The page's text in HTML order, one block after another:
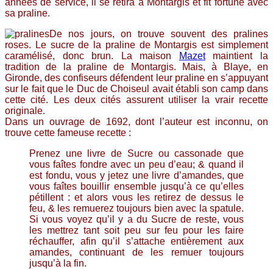
sa praline.
De nos jours, on trouve souvent des pralines
roses. Le sucre de la praline de Montargis est simplement
caramélisé, donc brun. La maison
Mazetmaintient la
tradition de la praline de
Montargis. Mais, à Blaye, en
Gironde, des confiseurs défendent leur praline en s’appuyant
sur le fait que le Duc de Choiseul avait établi son camp dans
cette cité. Les deux cités assurent utiliser la vrair recette
originale.
Dans un ouvrage de 1692, dont l’auteur est inconnu, on
trouve cette fameuse recette :
Prenez une livre de Sucre ou cassonade que
vous faîtes fondre avec un peu d’eau; & quand il
est fondu, vous y jetez une livre d’amandes, que
vous faîtes bouillir ensemble jusqu’à ce qu’elles
pétillent : et alors vous les retirez de dessus le
feu, & les remuerez toujours bien avec la spatule.
Si vous voyez qu’il y a du Sucre de reste, vous
les mettrez tant soit peu sur feu pour les faire
réchauffer, afin qu’il s’attache entièrement aux
amandes, continuant de les remuer toujours
jusqu’à la fin.